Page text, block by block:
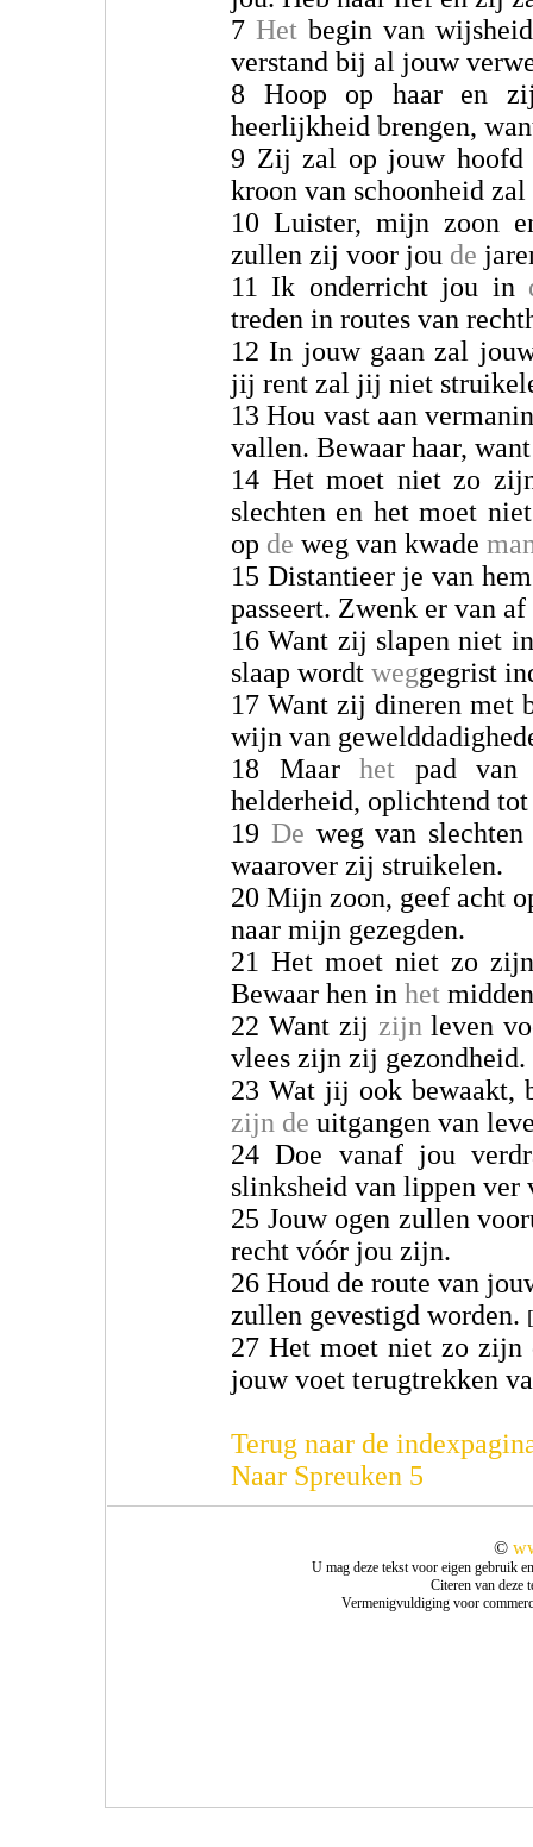
7 Het begin van
verstand bij al jouw
8 Hoop op haar en
heerlijkheid brengen,
9 Zij zal op jouw
kroon van schoonheid
10 Luister, mijn zoon
zullen zij voor jou de
11 Ik onderricht jou in
treden in routes van
12 In jouw gaan zal
jij rent zal jij niet
13 Hou vast aan
vallen. Bewaar haar,
14 Het moet niet zo
slechten en het moet
op de weg van kwade
15 Distantieer je van
passeert. Zwenk er van af
16 Want zij slapen niet
slaap wordt weggegrist
17 Want zij dineren met
wijn van
18 Maarhet pad van
helderheid, oplichtend
19 De weg van
waarover zij struikelen.
20 Mijn zoon, geef acht
naar mijn gezegden.
21 Het moet niet zo
Bewaar hen in het
22 Want zij zijn leven
vlees zijn zij gezondheid.
23 Wat jij ook bewaakt,
zijn de uitgangen van
24 Doe vanaf jou
slinksheid van lippen ver
25 Jouw ogen zullen
recht vóór jou zijn.
26 Houd de route van
zullen gevestigd worden.
27 Het moet niet zo
jouw voet terugtrekken
Terug naar de
Naar Spreuken 5
©
U mag deze tekst voor eigen gebruik
Citeren van deze
Vermenigvuldiging voor